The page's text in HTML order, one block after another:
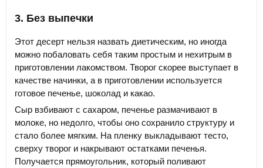
3. Без выпечки
Этот десерт нельзя назвать диетическим, но иногда
можно побаловать себя таким простым и нехитрым в
приготовлении лакомством. Творог скорее выступает в
качестве начинки, а в приготовлении используется
готовое печенье, шоколад и какао.
Сыр взбивают с сахаром, печенье размачивают в
молоке, но недолго, чтобы оно сохранило структуру и
стало более мягким. На пленку выкладывают тесто,
сверху творог и накрывают остатками печенья.
Получается прямоугольник, который поливают